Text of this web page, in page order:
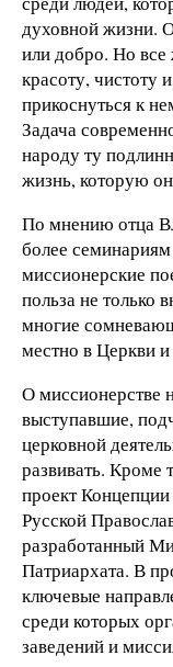
духовной жизни.
или добро. Но все
красоту, чистоту
прикоснуться к
Задача
народу ту
жизнь, которую
По мнению отца
более
миссионерские
польза не только
многие
местно в Церкви
О миссионерстве
выступавшие,
церковной
развивать. Кроме
проект
Русской
разработанный
Патриархата. В
ключевые
среди которых
заведений и